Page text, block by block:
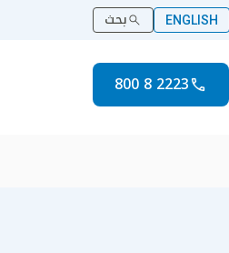
ENGLISH بحث
2223 8 800